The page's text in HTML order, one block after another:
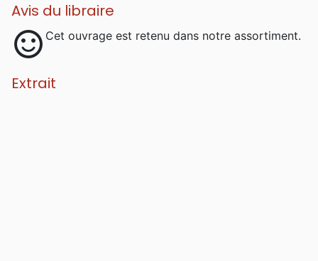
Avis du libraire
sentiment_satisfied Cet ouvrage est retenu dans notre assortiment.
Extrait